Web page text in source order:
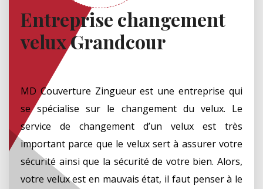
Entreprise changement
velux Grandcour
MD Couverture Zingueur est une entreprise qui
se spécialise sur le changement du velux. Le
service de changement d’un velux est très
important parce que le velux sert à assurer votre
sécurité ainsi que la sécurité de votre bien. Alors,
votre velux est en mauvais état, il faut penser à le